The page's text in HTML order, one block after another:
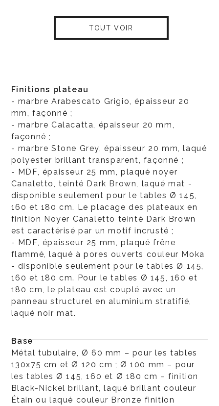
TOUT VOIR
Finitions plateau
- marbre Arabescato Grigio, épaisseur 20
mm, façonné ;
- marbre Calacatta, épaisseur 20 mm,
façonné ;
- marbre Stone Grey, épaisseur 20 mm, laqué
polyester brillant transparent, façonné ;
- MDF, épaisseur 25 mm, plaqué noyer
Canaletto, teinté Dark Brown, laqué mat -
disponible seulement pour le tables Ø 145,
160 et 180 cm. Le placage des plateaux en
finition Noyer Canaletto teinté Dark Brown
est caractérisé par un motif incrusté ;
- MDF, épaisseur 25 mm, plaqué frêne
flammé, laqué à pores ouverts couleur Moka
- disponible seulement pour le tables Ø 145,
160 et 180 cm. Pour le tables Ø 145, 160 et
180 cm, le plateau est couplé avec un
panneau structurel en aluminium stratifié,
laqué noir mat.
Base
Métal tubulaire, Ø 60 mm – pour les tables
130x75 cm et Ø 120 cm ; Ø 100 mm – pour
les tables Ø 145, 160 et Ø 180 cm – finition
Black-Nickel brillant, laqué brillant couleur
Étain ou laqué couleur Bronze finition